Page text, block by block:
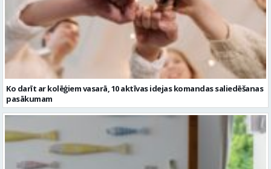
Ko darīt ar kolēģiem vasarā, 10 aktīvas idejas komandas saliedēšanas
pasākumam